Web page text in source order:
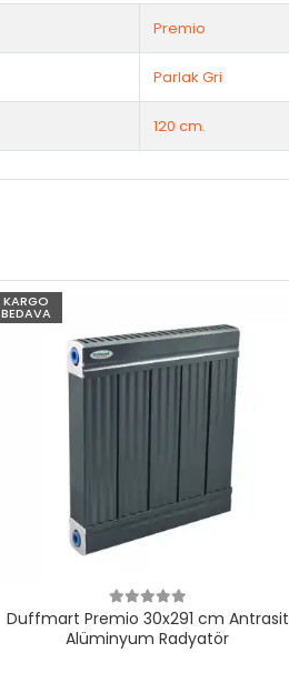
Premio
Parlak Gri
120 cm.
KARGO
BEDAVA
Duffmart Premio 30x291 cm Antrasit
Alüminyum Radyatör